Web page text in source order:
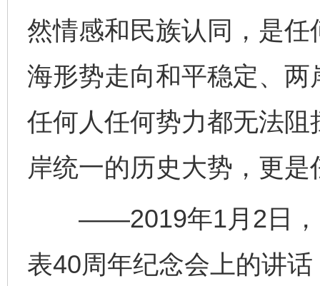
然情感和民族认同，是
海形势走向和平稳定、
任何人任何势力都无法
岸统一的历史大势，更
——2019年1月2日，
表40周年纪念会上的讲话